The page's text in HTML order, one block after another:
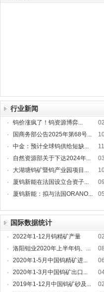
行业新闻
· 钨价涨疯了！钨资源博弈...
·
国商务部公告2025年第68号...
·
中金：预计全球钨供给短缺...
·
自然资源部关于下达2024年...
·
大湖塘钨矿暨钨产业园项目...
·
厦钨新能在法国设立合资子...
·
厦钨新能：拟与法国ORANO...
国际数据统计
· 2022年1-12月钨精矿产量
·
洛阳钼业2020年上半年钨、...
·
2020年1-5月中国钨精矿进...
·
2020年1-3月中国钨矿出口...
·
2019年1-12月中国钨矿砂及...